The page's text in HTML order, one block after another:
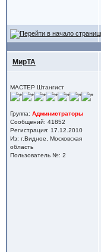
МирТА
МАСТЕР Штангист
Группа: Администраторы
Сообщений: 41852
Регистрация: 17.12.2010
Из: г.Видное, Московская
область
Пользователь №: 2